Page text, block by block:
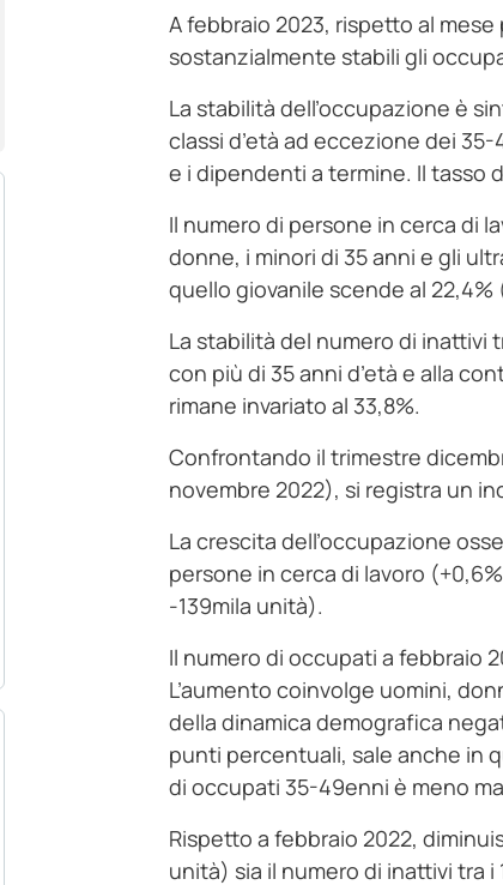
A febbraio 2023, rispetto al
sostanzialmente stabili gli
La stabilità dell’occupazione è
classi d’età ad eccezione dei
e i dipendenti a termine. Il tasso
Il numero di persone in cerca di
donne, i minori di 35 anni e gli
quello giovanile scende al
La stabilità del numero di inattivi
con più di 35 anni d’età e alla
rimane invariato al 33,8%.
Confrontando il trimestre
novembre 2022), si registra un
La crescita dell’occupazione
persone in cerca di lavoro
-139mila unità).
Il numero di occupati a febbraio
L’aumento coinvolge uomini,
della dinamica demografica
punti percentuali, sale anche in
di occupati 35-49enni è meno
Rispetto a febbraio 2022,
unità) sia il numero di inattivi tra i